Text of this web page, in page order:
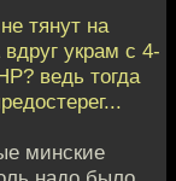
тянут на
украм с 4-
ведь тогда
минские